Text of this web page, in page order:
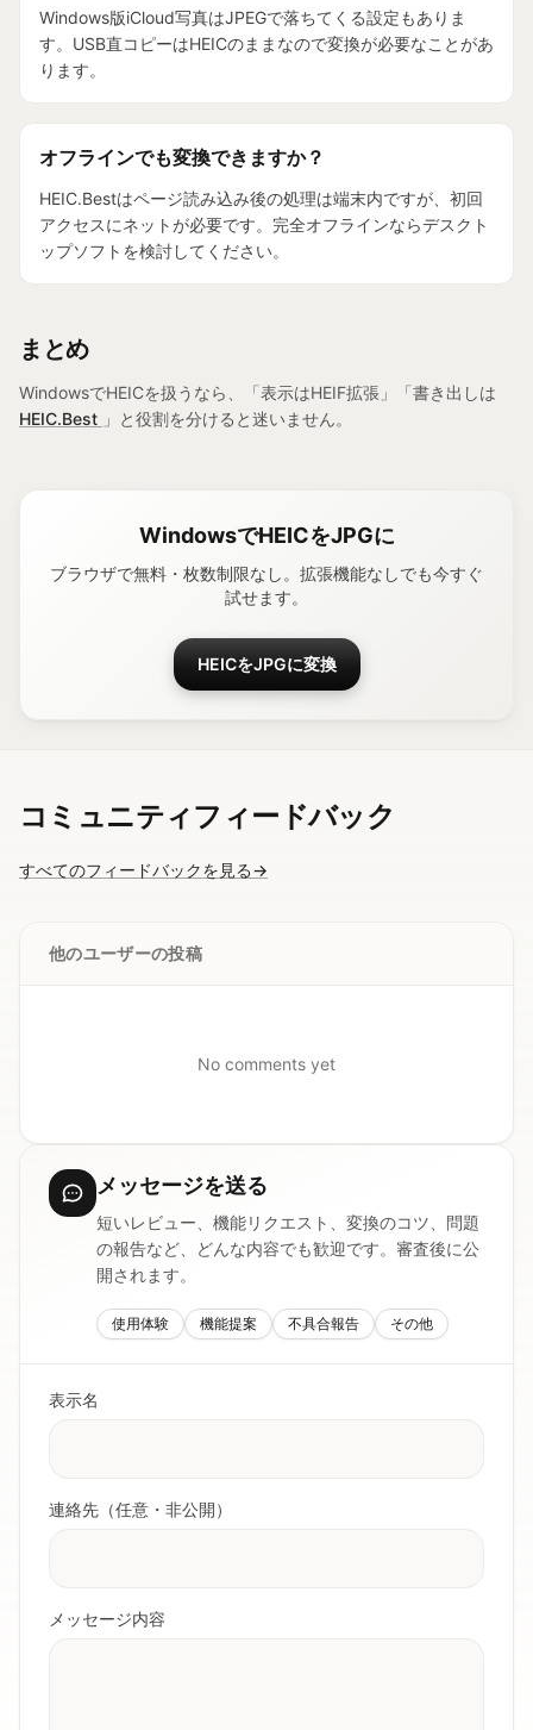
Windows版iCloud写真はJPEGで落ちてくる設定もありま
す。USB直コピーはHEICのままなので変換が必要なことがあ
ります。
オフラインでも変換できますか？
HEIC.Bestはページ読み込み後の処理は端末内ですが、初回
アクセスにネットが必要です。完全オフラインならデスクト
ップソフトを検討してください。
まとめ
WindowsでHEICを扱うなら、「表示はHEIF拡張」「書き出しは
HEIC.Best 」と役割を分けると迷いません。
WindowsでHEICをJPGに
ブラウザで無料・枚数制限なし。拡張機能なしでも今すぐ
試せます。
HEICをJPGに変換
コミュニティフィードバック
すべてのフィードバックを見る→
他のユーザーの投稿
No comments yet
メッセージを送る
短いレビュー、機能リクエスト、変換のコツ、問題
の報告など、どんな内容でも歓迎です。審査後に公
開されます。
使用体験 機能提案 不具合報告 その他
表示名
連絡先（任意・非公開）
メッセージ内容